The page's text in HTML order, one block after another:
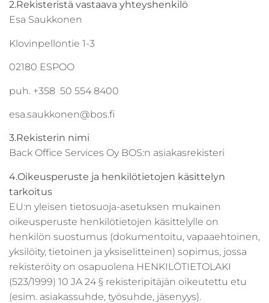
2.Rekisteristä vastaava yhteyshenkilö
Esa Saukkonen
Klovinpellontie 1-3
02180 ESPOO
puh. +358 50 554 8400
esa.saukkonen@bos.fi
3.Rekisterin nimi
Back Office Services Oy BOS:n asiakasrekisteri
4.Oikeusperuste ja henkilötietojen käsittelyn
tarkoitus
EU:n yleisen tietosuoja-asetuksen mukainen
oikeusperuste henkilötietojen käsittelylle on
henkilön suostumus (dokumentoitu, vapaaehtoinen,
yksilöity, tietoinen ja yksiselitteinen) sopimus, jossa
rekisteröity on osapuolena HENKILÖTIETOLAKI
(523/1999) 10 JA 24 § rekisteripitäjän oikeutettu etu
(esim. asiakassuhde, työsuhde, jäsenyys).